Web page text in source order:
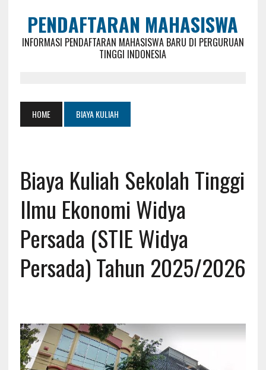
PENDAFTARAN MAHASISWA
INFORMASI PENDAFTARAN MAHASISWA BARU DI PERGURUAN
TINGGI INDONESIA
HOME BIAYA KULIAH
Biaya Kuliah Sekolah Tinggi
Ilmu Ekonomi Widya
Persada (STIE Widya
Persada) Tahun 2025/2026